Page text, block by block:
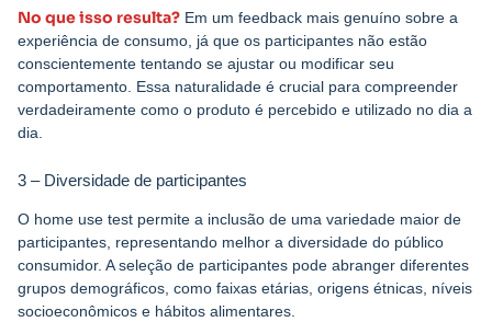
No que isso resulta? Em um feedback mais genuíno sobre a
experiência de consumo, já que os participantes não estão
conscientemente tentando se ajustar ou modificar seu
comportamento. Essa naturalidade é crucial para compreender
verdadeiramente como o produto é percebido e utilizado no dia a
dia.
3 – Diversidade de participantes
O home use test permite a inclusão de uma variedade maior de
participantes, representando melhor a diversidade do público
consumidor. A seleção de participantes pode abranger diferentes
grupos demográficos, como faixas etárias, origens étnicas, níveis
socioeconômicos e hábitos alimentares.